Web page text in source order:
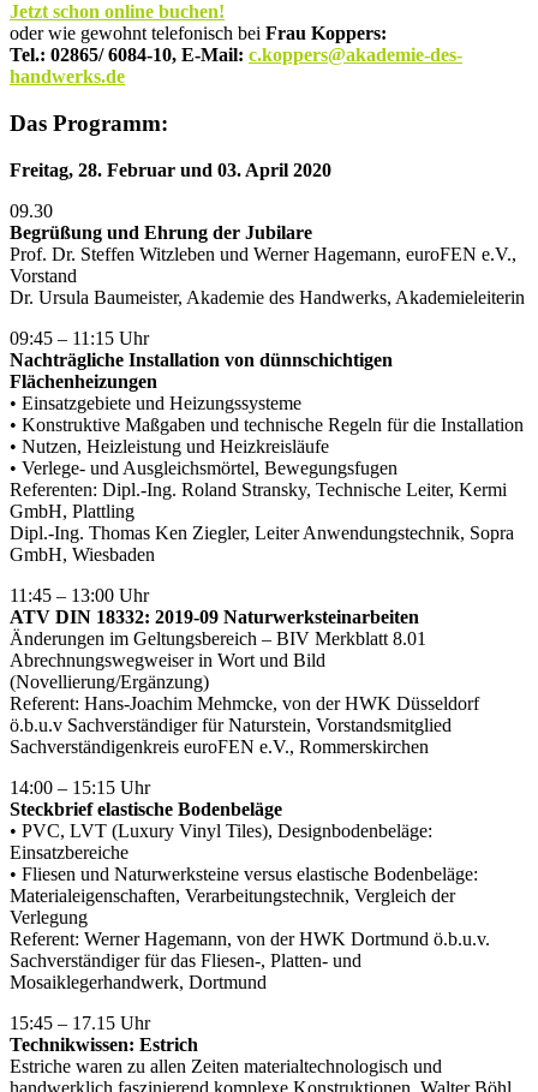
Jetzt schon online buchen!
oder wie gewohnt telefonisch bei Frau Koppers:
Tel.: 02865/ 6084-10, E-Mail: c.koppers@akademie-des-
handwerks.de
Das Programm:
Freitag, 28. Februar und 03. April 2020
09.30
Begrüßung und Ehrung der Jubilare
Prof. Dr. Steffen Witzleben und Werner Hagemann, euroFEN e.V.,
Vorstand
Dr. Ursula Baumeister, Akademie des Handwerks, Akademieleiterin
09:45 – 11:15 Uhr
Nachträgliche Installation von dünnschichtigen
Flächenheizungen
• Einsatzgebiete und Heizungssysteme
• Konstruktive Maßgaben und technische Regeln für die Installation
• Nutzen, Heizleistung und Heizkreisläufe
• Verlege- und Ausgleichsmörtel, Bewegungsfugen
Referenten: Dipl.-Ing. Roland Stransky, Technische Leiter, Kermi
GmbH, Plattling
Dipl.-Ing. Thomas Ken Ziegler, Leiter Anwendungstechnik, Sopra
GmbH, Wiesbaden
11:45 – 13:00 Uhr
ATV DIN 18332: 2019-09 Naturwerksteinarbeiten
Änderungen im Geltungsbereich – BIV Merkblatt 8.01
Abrechnungswegweiser in Wort und Bild
(Novellierung/Ergänzung)
Referent: Hans-Joachim Mehmcke, von der HWK Düsseldorf
ö.b.u.v Sachverständiger für Naturstein, Vorstandsmitglied
Sachverständigenkreis euroFEN e.V., Rommerskirchen
14:00 – 15:15 Uhr
Steckbrief elastische Bodenbeläge
• PVC, LVT (Luxury Vinyl Tiles), Designbodenbeläge:
Einsatzbereiche
• Fliesen und Naturwerksteine versus elastische Bodenbeläge:
Materialeigenschaften, Verarbeitungstechnik, Vergleich der
Verlegung
Referent: Werner Hagemann, von der HWK Dortmund ö.b.u.v.
Sachverständiger für das Fliesen-, Platten- und
Mosaiklegerhandwerk, Dortmund
15:45 – 17.15 Uhr
Technikwissen: Estrich
Estriche waren zu allen Zeiten materialtechnologisch und
handwerklich faszinierend komplexe Konstruktionen. Walter Böhl